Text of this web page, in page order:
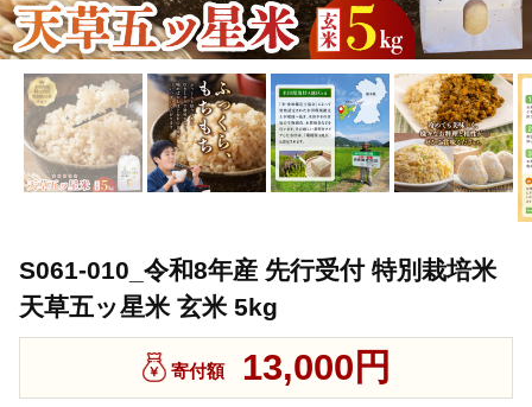
S061-010_令和8年産 先行受付 特別栽培米
天草五ッ星米 玄米 5kg
寄付額 13,000円